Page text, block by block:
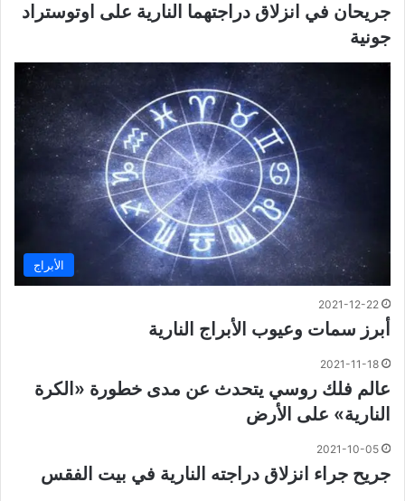
جريحان في انزلاق دراجتهما النارية على اوتوستراد
جونية
الأبراج
2021-12-22
أبرز سمات وعيوب الأبراج النارية
2021-11-18
عالم فلك روسي يتحدث عن مدى خطورة «الكرة
النارية» على الأرض
2021-10-05
جريح جراء انزلاق دراجته النارية في بيت الفقس